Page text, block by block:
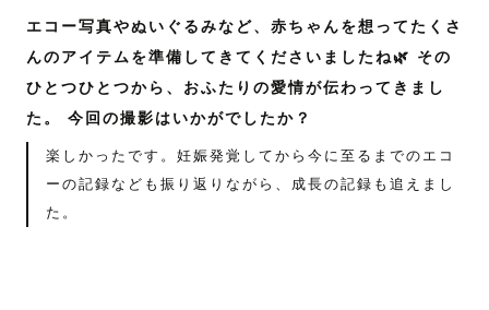
エコー写真やぬいぐるみなど、赤ちゃんを想ってたくさ
んのアイテムを準備してきてくださいましたね🌿 その
ひとつひとつから、おふたりの愛情が伝わってきまし
た。 今回の撮影はいかがでしたか？
楽しかったです。妊娠発覚してから今に至るまでのエコ
ーの記録なども振り返りながら、成長の記録も追えまし
た。